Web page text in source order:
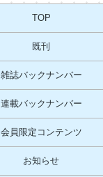
TOP
既刊
雑誌バックナンバー
連載バックナンバー
会員限定コンテンツ
お知らせ